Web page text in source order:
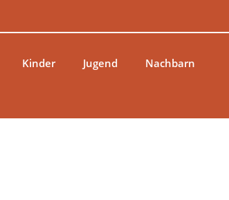
Kinder Jugend Nachbarn